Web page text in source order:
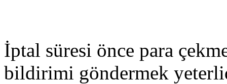
İptal süresi önce para
bildirimi göndermek